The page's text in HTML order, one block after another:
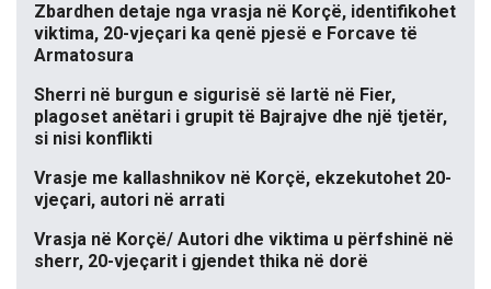
Zbardhen detaje nga vrasja në Korçë, identifikohet
viktima, 20-vjeçari ka qenë pjesë e Forcave të
Armatosura
Sherri në burgun e sigurisë së lartë në Fier,
plagoset anëtari i grupit të Bajrajve dhe një tjetër,
si nisi konflikti
Vrasje me kallashnikov në Korçë, ekzekutohet 20-
vjeçari, autori në arrati
Vrasja në Korçë/ Autori dhe viktima u përfshinë në
sherr, 20-vjeçarit i gjendet thika në dorë